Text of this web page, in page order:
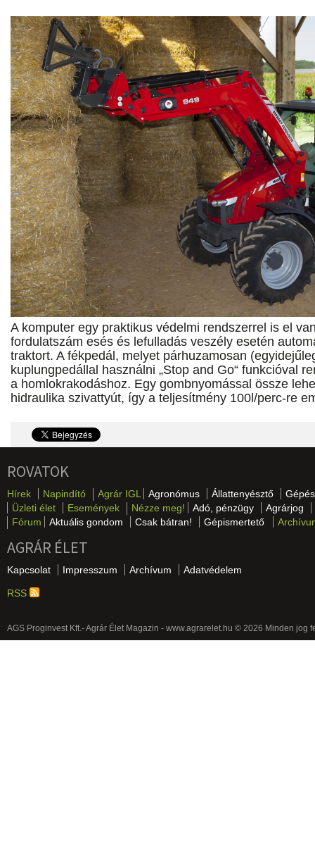
A komputer egy praktikus védelmi rendszerrel is el
fordulatszám esés és lefulladás veszély esetén
traktort. A fékpedál, melyet párhuzamosan
kuplungpedállal használni „Stop and Go“ funkcióval
a homlokrakodáshoz. Egy gombnyomással össze
hidraulika szivattyút, így a teljesítmény 100l/perc-re
ROVATOK
Hírek Napindító Agrár IGL Agronómus Állattenyésztő
Üzleti élet
Események Nézze meg! Adó, pénzügy
Agrárjog
Fórum
Aktuális gondom Csak bátran! Gépismertető
AGRÁR ÉLET
Kapcsolat Impresszum Archívum Adatvédelem
RSS
AGS Proginvest Kft.- Agrár Élet Magazin - www.agrarelet.hu © 2026 Minden jog